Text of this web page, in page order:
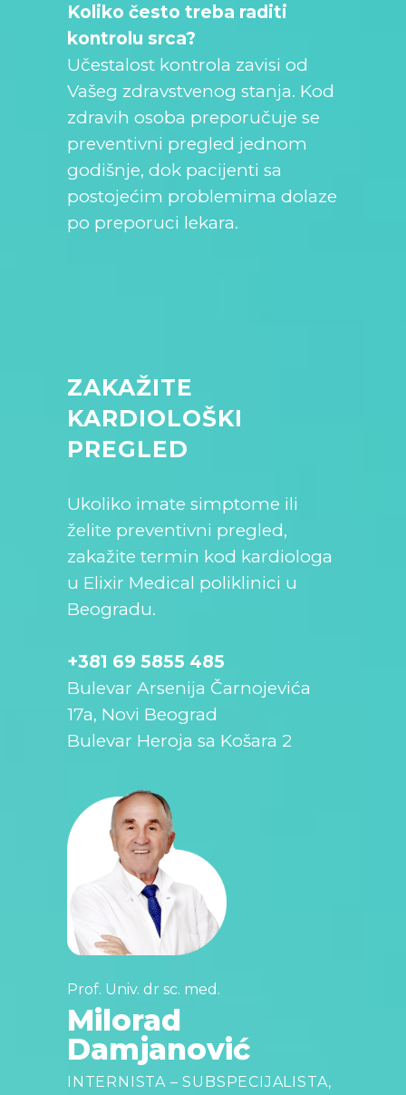
Koliko često treba raditi
kontrolu srca?
Učestalost kontrola zavisi od
Vašeg zdravstvenog stanja. Kod
zdravih osoba preporučuje se
preventivni pregled jednom
godišnje, dok pacijenti sa
postojećim problemima dolaze
po preporuci lekara.
ZAKAŽITE
KARDIOLOŠKI
PREGLED
Ukoliko imate simptome ili
želite preventivni pregled,
zakažite termin kod kardiologa
u Elixir Medical poliklinici u
Beogradu.
+381 69 5855 485
Bulevar Arsenija Čarnojevića
17a, Novi Beograd
Bulevar Heroja sa Košara 2